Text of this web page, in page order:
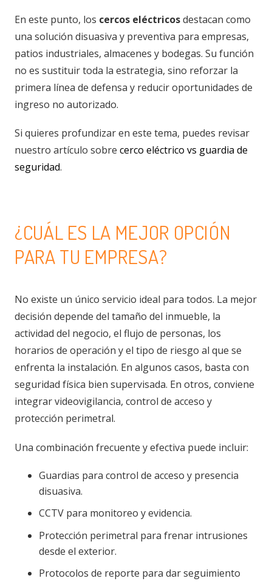
En este punto, los cercos eléctricosdestacan como
una solución disuasiva y preventiva para empresas,
patios industriales, almacenes y bodegas. Su función
no es sustituir toda la estrategia, sino reforzar la
primera línea de defensa y reducir oportunidades de
ingreso no autorizado.
Si quieres profundizar en este tema, puedes revisar
nuestro artículo sobre cerco eléctrico vs guardia de
seguridad.
¿CUÁL ES LA MEJOR OPCIÓN
PARA TU EMPRESA?
No existe un único servicio ideal para todos. La mejor
decisión depende del tamaño del inmueble, la
actividad del negocio, el flujo de personas, los
horarios de operación y el tipo de riesgo al que se
enfrenta la instalación. En algunos casos, basta con
seguridad física bien supervisada. En otros, conviene
integrar videovigilancia, control de acceso y
protección perimetral.
Una combinación frecuente y efectiva puede incluir:
Guardias para control de acceso y presencia
disuasiva.
CCTV para monitoreo y evidencia.
Protección perimetral para frenar intrusiones
desde el exterior.
Protocolos de reporte para dar seguimiento